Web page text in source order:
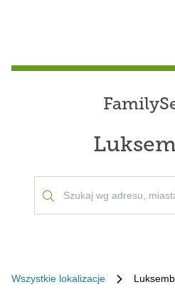
Wszystkie lokalizacje